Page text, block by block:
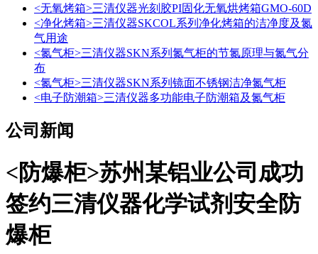
<无氧烤箱>三清仪器光刻胶PI固化无氧烘烤箱GMO-60D
<净化烤箱>三清仪器SKCOL系列净化烤箱的洁净度及氮
气用途
<氮气柜>三清仪器SKN系列氮气柜的节氮原理与氮气分
布
<氮气柜>三清仪器SKN系列镜面不锈钢洁净氮气柜
<电子防潮箱>三清仪器多功能电子防潮箱及氮气柜
公司新闻
<防爆柜>苏州某铝业公司成功
签约三清仪器化学试剂安全防
爆柜